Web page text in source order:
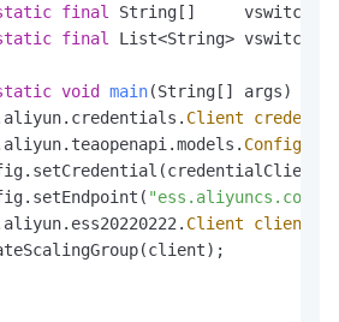
final
String[]
final List<String>
void main(String[] args)
Client
Config
"ess.aliyuncs.com"
Client client